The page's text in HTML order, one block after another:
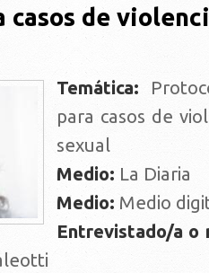
casos de
Temática:
para casos de
sexual
Medio: La Diaria
Medio: Medio
Entrevistado/a o